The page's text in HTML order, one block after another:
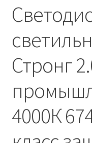
Обозначения
кронштейнов «Opora
Отправить заявку
Оформление заказа
Политика
Стронг
4000К